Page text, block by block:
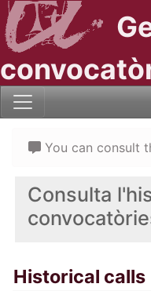
Consulta
Historical calls
You can consult